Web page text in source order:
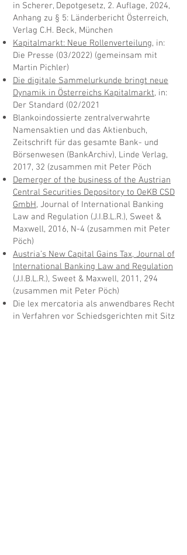
in Scherer, Depotgesetz, 2. Auflage, 2024,
Anhang zu § 5: Länderbericht Österreich,
Verlag C.H. Beck, München
Kapitalmarkt: Neue Rollenverteilung, in:
Die Presse (03/2022) (gemeinsam mit
Martin Pichler)
Die digitale Sammelurkunde bringt neue
Dynamik in Österreichs Kapitalmarkt, in:
Der Standard (02/2021
Blankoindossierte zentralverwahrte
Namensaktien und das Aktienbuch,
Zeitschrift für das ge­samte Bank- und
Börsenwesen (BankArchiv), Linde Verlag,
2017, 32 (zusammen mit Peter Pöch
Demerger of the business of the Austrian
Central Securities Depository to OeKB CSD
GmbH, Journal of International Banking
Law and Regulation (J.I.B.L.R.), Sweet &
Maxwell, 2016, N-4 (zusammen mit Peter
Pöch)
Austria’s New Capital Gains Tax, Journal of
International Banking Law and Regulation
(J.I.B.L.R.), Sweet & Maxwell, 2011, 294
(zusammen mit Peter Pöch)
Die lex mercatoria als anwendbares Recht
in Verfahren vor Schiedsgerichten mit Sitz